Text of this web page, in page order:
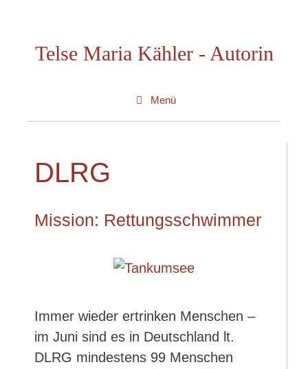
springenTelse Maria Kähler - Autorin
Menü
DLRG
Mission: Rettungsschwimmer
Immer wieder ertrinken Menschen –
im Juni sind es in Deutschland lt.
DLRG mindestens 99 Menschen